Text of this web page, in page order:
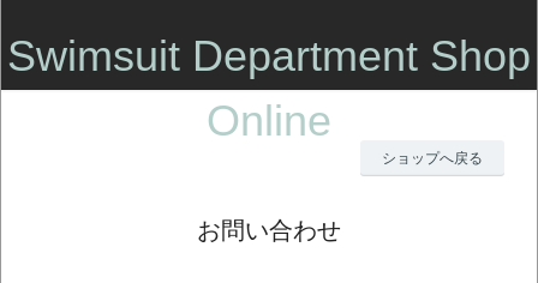
Swimsuit Department Shop
Online
ショップへ戻る
お問い合わせ